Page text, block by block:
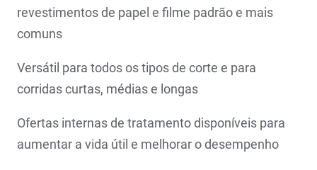
revestimentos de papel e filme padrão e mais
comuns
Versátil para todos os tipos de corte e para
corridas curtas, médias e longas
Ofertas internas de tratamento disponíveis para
aumentar a vida útil e melhorar o desempenho